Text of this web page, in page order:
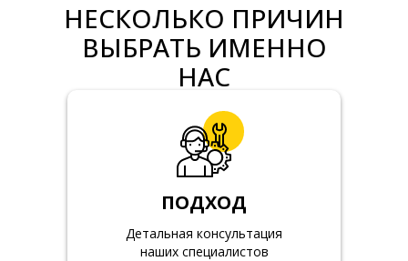
Детальная консультация
наших специалистов
ПОДХОД
НЕСКОЛЬКО ПРИЧИН
ВЫБРАТЬ ИМЕННО
НАС